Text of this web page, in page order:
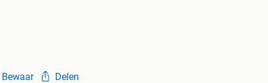
Bewaar Delen